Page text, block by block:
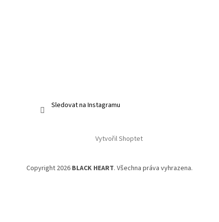
Sledovat na Instagramu
Vytvořil Shoptet
Copyright 2026 BLACK HEART. Všechna práva vyhrazena.